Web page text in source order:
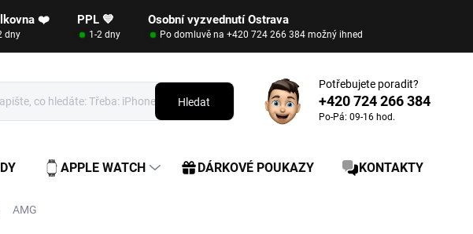
❤️ PPL 💙 Osobní vyzvednutí Ostrava
dny 1-2 dny Po domluvě na +420 724 266 384 možný ihned
Hledat
Potřebujete poradit?
+420 724 266 384
Po-Pá: 09-16 hod.
APPLE WATCH DÁRKOVÉ POUKAZY KONTAKTY
AMG